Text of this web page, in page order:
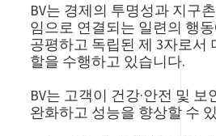
BV는 경제의 투명성과 지구
임으로 연결되는 일련의 행
공평하고 독립된 제 3자로서
할을 수행하고 있습니다.
BV는 고객이 건강·안전 및
완화하고 성능을 향상할 수